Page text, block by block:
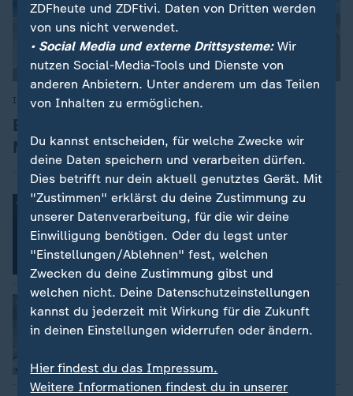
In eigener Sache
:
Entdecken Sie das ZDF-
Nachrichtenstudio
Nachrichten | In eigener Sache
: Aktuelle Pressemitteilungen des ZDF
: Medien verstehen
ZDFheute und ZDFtivi. Daten von Dritten werden
von uns nicht verwendet.
• Social Media und externe Drittsysteme:Wir
nutzen Social-Media-Tools und Dienste von
anderen Anbietern. Unter anderem um das Teilen
von Inhalten zu ermöglichen.
Du kannst entscheiden, für welche Zwecke wir
deine Daten speichern und verarbeiten dürfen.
Dies betrifft nur dein aktuell genutztes Gerät. Mit
"Zustimmen" erklärst du deine Zustimmung zu
unserer Datenverarbeitung, für die wir deine
Einwilligung benötigen. Oder du legst unter
"Einstellungen/Ablehnen" fest, welchen
Zwecken du deine Zustimmung gibst und
welchen nicht. Deine Datenschutzeinstellungen
kannst du jederzeit mit Wirkung für die Zukunft
in deinen Einstellungen widerrufen oder ändern.
Hier findest du das Impressum.
Weitere Informationen findest du in unserer